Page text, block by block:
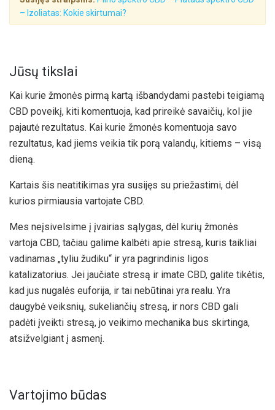
– Izoliatas: Kokie skirtumai?
Jūsų tikslai
Kai kurie žmonės pirmą kartą išbandydami pastebi teigiamą
CBD poveikį, kiti komentuoja, kad prireikė savaičių, kol jie
pajautė rezultatus. Kai kurie žmonės komentuoja savo
rezultatus, kad jiems veikia tik porą valandų, kitiems – visą
dieną.
Kartais šis neatitikimas yra susijęs su priežastimi, dėl
kurios pirmiausia vartojate CBD.
Mes neįsivelsime į įvairias sąlygas, dėl kurių žmonės
vartoja CBD, tačiau galime kalbėti apie stresą, kuris taikliai
vadinamas „tyliu žudiku“ ir yra pagrindinis ligos
katalizatorius. Jei jaučiate stresą ir imate CBD, galite tikėtis,
kad jus nugalės euforija, ir tai nebūtinai yra realu. Yra
daugybė veiksnių, sukeliančių stresą, ir nors CBD gali
padėti įveikti stresą, jo veikimo mechanika bus skirtinga,
atsižvelgiant į asmenį.
Vartojimo būdas